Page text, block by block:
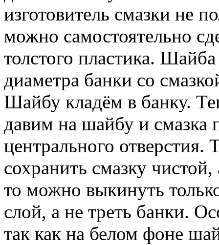
изготовитель смазки не
можно самостоятельно
толстого пластика.
диаметра банки со
Шайбу кладём в банку.
давим на шайбу и смазка
центрального
сохранить смазку чистой,
то можно выкинуть
слой, а не треть банки.
так как на белом фоне